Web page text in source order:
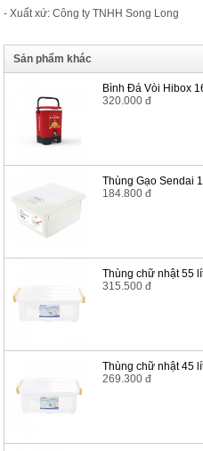
- Xuất xứ: Công ty TNHH Song Long
Sản phẩm khác
Bình Đá Vòi Hibox
320.000 đ
Thùng Gạo Sendai
184.800 đ
Thùng chữ nhật 55
315.500 đ
Thùng chữ nhật 45
269.300 đ